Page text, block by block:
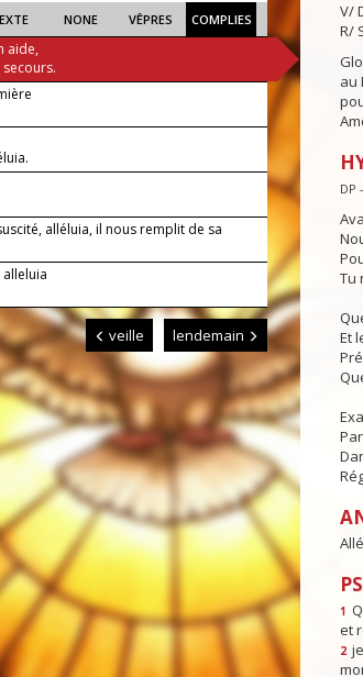
NONE VÊPRES COMPLIES
aide,
secours.
alléluia, il nous remplit de sa
veille lendemain
V/
R/
au
DP
Tu
Et
1
et
2